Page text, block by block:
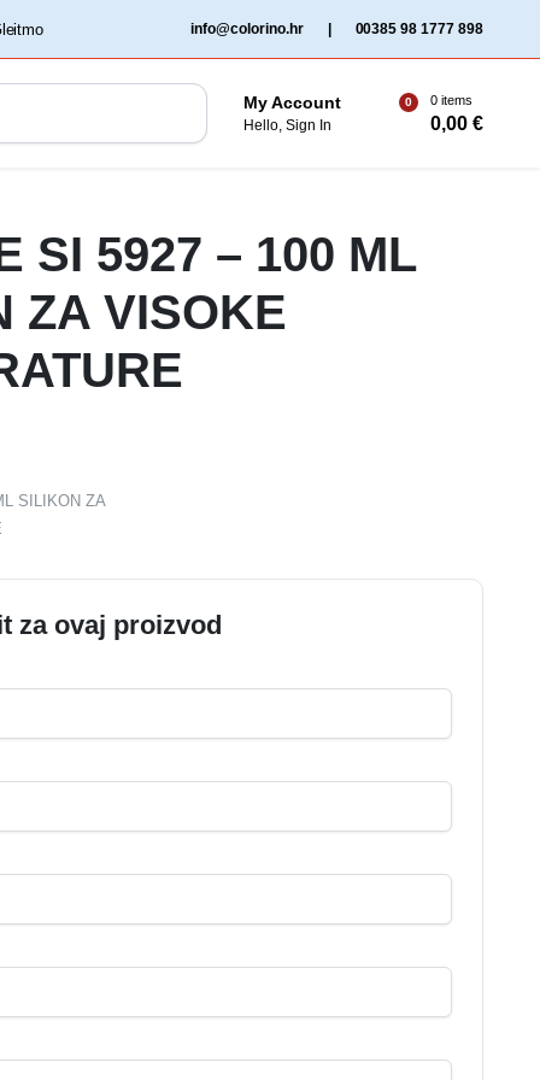
info@colorino.hr 00385 98 1777 898
My Account
Hello, Sign In
0 0 items
0,00€
SI 5927 – 100 ML
ZA VISOKE
SILIKON ZA
za ovaj proizvod